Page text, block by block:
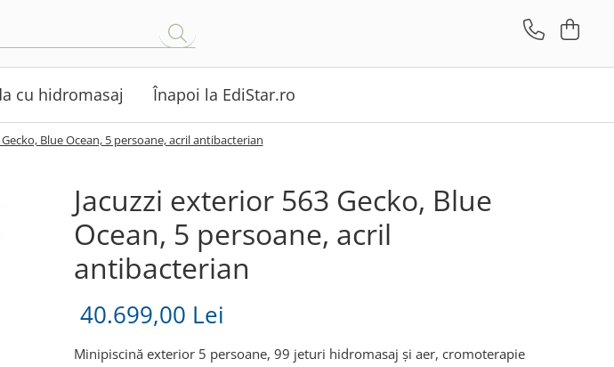
cu hidromasaj Înapoi la EdiStar.ro
Blue Ocean, 5 persoane, acril antibacterian
Jacuzzi exterior 563 Gecko, Blue
Ocean, 5 persoane, acril
antibacterian
40.699,00 Lei
Minipiscină exterior 5 persoane, 99 jeturi hidromasaj și aer, cromoterapie